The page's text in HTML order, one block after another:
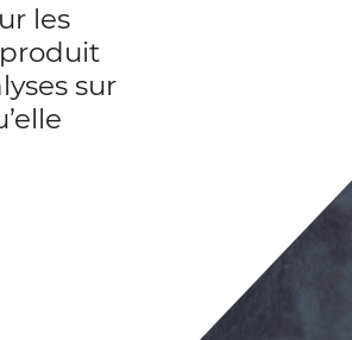
les
produit
sur